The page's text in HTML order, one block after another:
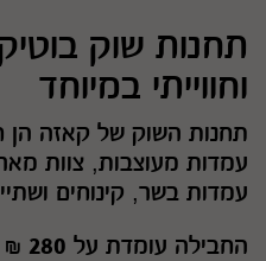
תחנות שוק
וחווייתי במיוחד
תחנות השוק של קאזה הן
עמדות מעוצבות, צוות
עמדות בשר, קינוחים
החבילה עומדת על 280 ₪ לסועד